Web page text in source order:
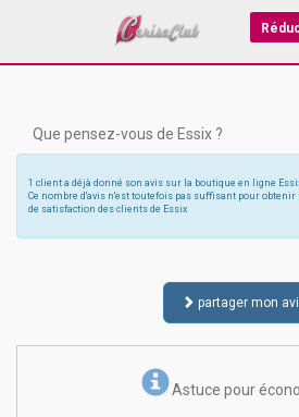
Que pensez-vous de Essix ?
1 client a déjà donné son avis sur la boutique en ligne
Ce nombre d'avis n'est toutefois pas suffisant pour
de satisfaction des clients de Essix
partager mon
Astuce pour